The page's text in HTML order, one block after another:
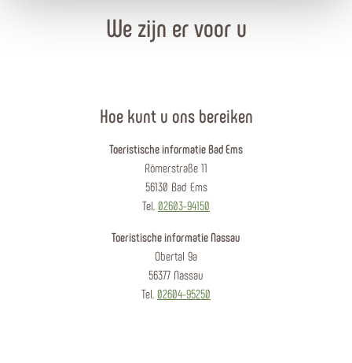
We zijn er voor u
Hoe kunt u ons bereiken
Toeristische informatie Bad Ems
Römerstraße 11
56130 Bad Ems
Tel. 02603-94150
Toeristische informatie Nassau
Obertal 9a
56377 Nassau
Tel. 02604-95250